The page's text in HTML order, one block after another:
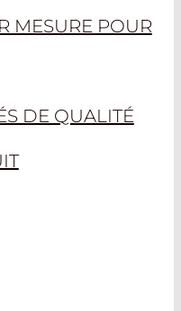
MESURE POUR
DE QUALITÉ